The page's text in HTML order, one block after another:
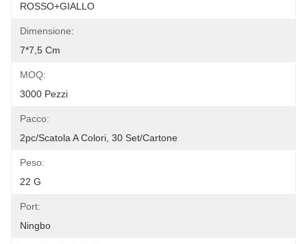
ROSSO+GIALLO
Dimensione:
7*7,5 Cm
MOQ:
3000 Pezzi
Pacco:
2pc/scatola A Colori, 30 Set/cartone
Peso:
22 G
Port:
Ningbo